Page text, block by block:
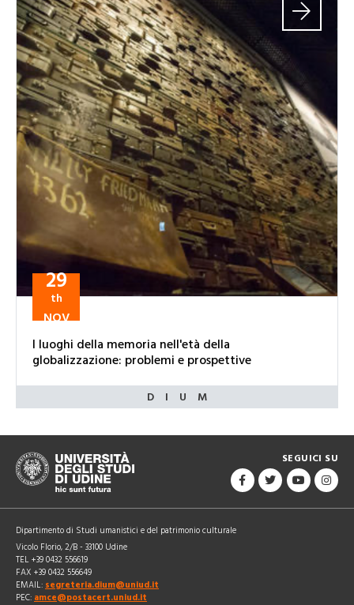
29
th
NOV
I luoghi della memoria nell'età della
globalizzazione: problemi e prospettive
SEGUICI SU
Dipartimento di Studi umanistici e del patrimonio culturale
Vicolo Florio, 2/B - 33100 Udine
TEL +39 0432 556619
FAX +39 0432 556649
EMAIL: segreteria.dium@uniud.it
PEC: amce@postacert.uniud.it